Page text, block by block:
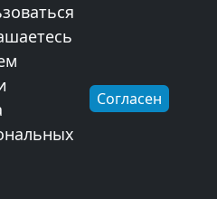
данных
организации
Согласен